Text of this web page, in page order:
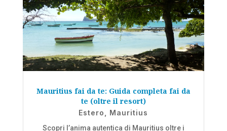
Mauritius fai da te: Guida completa fai da
te (oltre il resort)
Estero Mauritius
Scopri l’anima autentica di Mauritius oltre i